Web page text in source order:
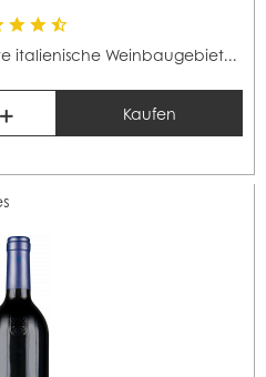
italienische Weinbaugebiet...
Kaufen